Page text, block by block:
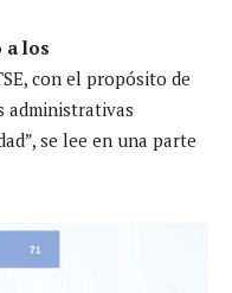
a los
con el propósito de
administrativas
se lee en una parte